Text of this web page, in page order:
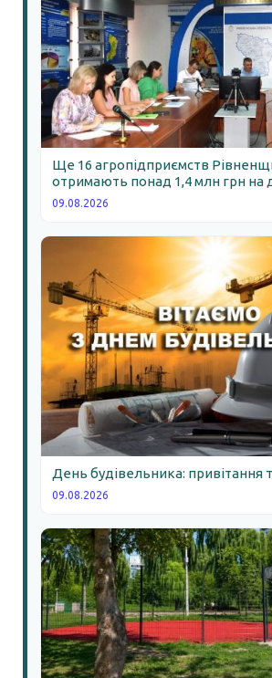
Ще 16 агропідприємств
отримають понад 1,4 млн грн на
09.08.2026
День будівельника: привітання
09.08.2026